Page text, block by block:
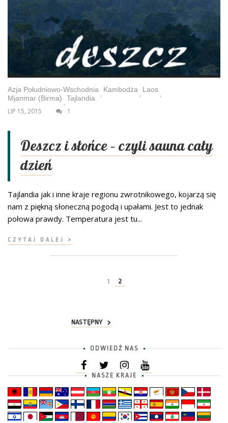
Azja Południowo-Wschodnia , Kambodża , Laos ,
Mjanmar (Birma) , Tajlandia
LIP 15, 2015 1
Deszcz i słońce – czyli sauna cały
dzień
Tajlandia jak i inne kraje regionu zwrotnikowego, kojarzą się
nam z piękną słoneczną pogodą i upałami. Jest to jednak
połowa prawdy. Temperatura jest tu...
CZYTAJ DALEJ >
1 2
NASTĘPNY
ODWIEDŹ NAS
NASZE KRAJE